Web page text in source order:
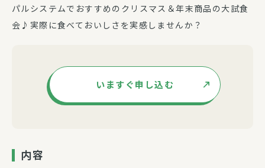
パルシステムでおすすめのクリスマス＆年末商品の大試食
会♪実際に食べておいしさを実感しませんか？
いますぐ申し込む
内容